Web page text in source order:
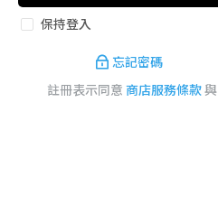
保持登入
忘記密碼
註冊表示同意 商店服務條款與